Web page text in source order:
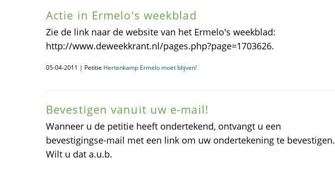
Actie in Ermelo's weekblad
Zie de link naar de website van het Ermelo's weekblad:
http://www.deweekkrant.nl/pages.php?page=1703626.
05-04-2011 | Petitie Hertenkamp Ermelo moet blijven!
Bevestigen vanuit uw e-mail!
Wanneer u de petitie heeft ondertekend, ontvangt u een
bevestigingse-mail met een link om uw ondertekening te bevestigen.
Wilt u dat a.u.b.